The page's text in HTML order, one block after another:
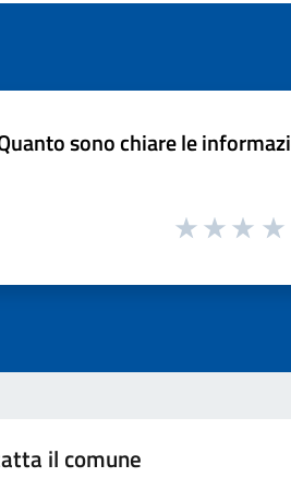
sono chiare le
il comune